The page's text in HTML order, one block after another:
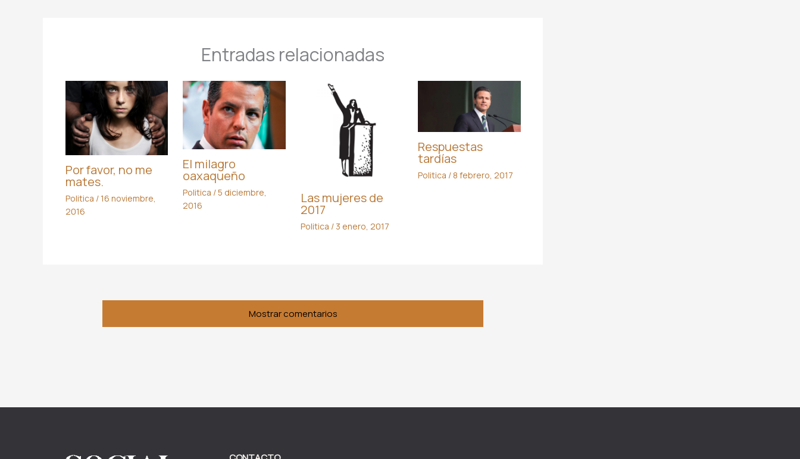
Entradas relacionadas
Por favor, no me
mates.
Politica /16 noviembre,
2016
El milagro
oaxaqueño
Politica /5 diciembre,
2016
Las mujeres de
2017
Politica / 3 enero, 2017
Respuestas
tardías
Politica / 8 febrero, 2017
Mostrar comentarios